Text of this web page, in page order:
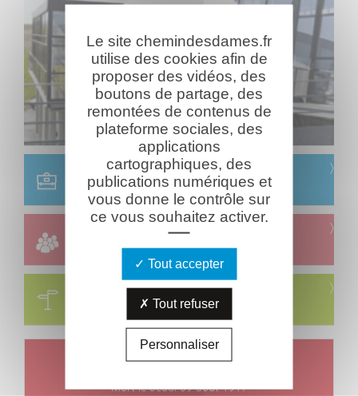
Scolaire
Réservation & informations
Réservation & informations
Circuits
Visites & parcours thématiques
Un jour, un combattant
Mort leJeudi 09 août 1917
Le site chemindesdames.fr
utilise des cookies afin de
proposer des vidéos, des
boutons de partage, des
remontées de contenus de
plateforme sociales, des
applications
cartographiques, des
publications numériques et
vous donne le contrôle sur
ce vous souhaitez activer.
Tout accepter
Tout refuser
Personnaliser